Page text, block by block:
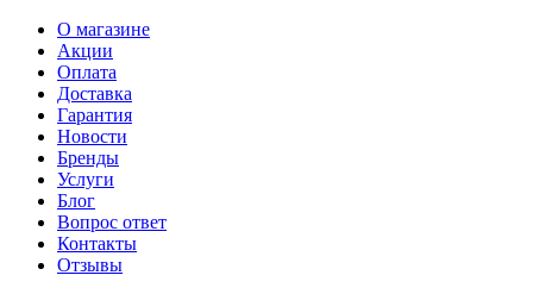
О магазине
Акции
Оплата
Доставка
Гарантия
Новости
Бренды
Услуги
Блог
Вопрос ответ
Контакты
Отзывы
Для клиентов всех банков
Разбейте
оплатуна части
без переплат